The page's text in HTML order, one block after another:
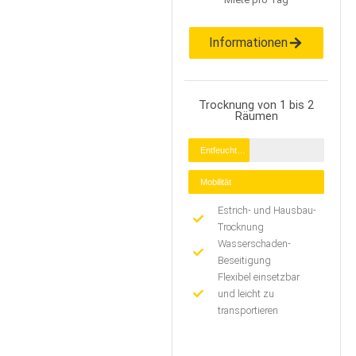
Informationen
Trocknung von 1 bis 2
Räumen
Mobilität
Estrich- und Hausbau-
Trocknung
Wasserschaden-
Beseitigung
Flexibel einsetzbar
und leicht zu
transportieren